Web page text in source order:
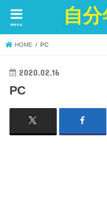
自
menu
HOME PC
2020.02.16
PC